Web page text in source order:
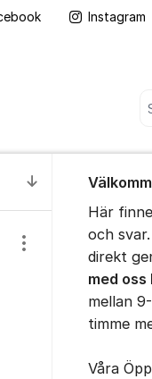
Instagram
Till senaste
Visa/dölj
Här
och
direkt
med oss
mellan
timme
Våra